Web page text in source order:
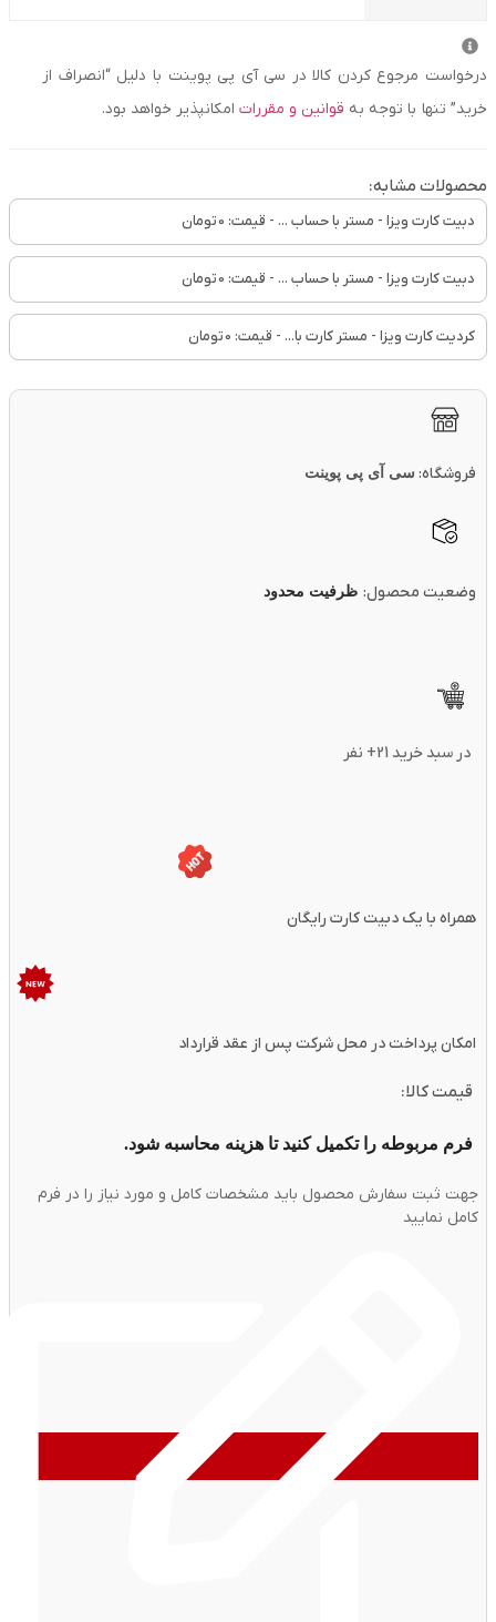
درخواست مرجوع کردن کالا در سی آی پی پوینت با دلیل “انصراف از
خرید” تنها با توجه به قوانین و مقررات امکانپذیر خواهد بود.
محصولات مشابه:
دبیت کارت ویزا - مستر با حساب ... - قیمت: 0تومان
دبیت کارت ویزا - مستر با حساب ... - قیمت: 0تومان
کردیت کارت ویزا - مستر کارت با... - قیمت: 0تومان
فروشگاه: سی آی پی پوینت
وضعیت محصول: ظرفیت محدود
در سبد خرید 21+ نفر
همراه با یک دبیت کارت رایگان
امکان پرداخت در محل شرکت پس از عقد قرارداد
قیمت کالا:
فرم مربوطه را تکمیل کنید تا هزینه محاسبه شود.
جهت ثبت سفارش محصول باید مشخصات کامل و مورد نیاز را در فرم
کامل نمایید